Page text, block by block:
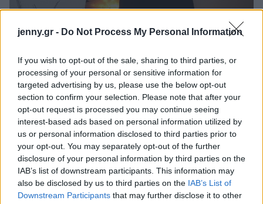
jenny.gr - Do Not Process My Personal Information
If you wish to opt-out of the sale, sharing to third parties, or
processing of your personal or sensitive information for
targeted advertising by us, please use the below opt-out
section to confirm your selection. Please note that after your
opt-out request is processed you may continue seeing
interest-based ads based on personal information utilized by
us or personal information disclosed to third parties prior to
your opt-out. You may separately opt-out of the further
disclosure of your personal information by third parties on the
IAB’s list of downstream participants. This information may
also be disclosed by us to third parties on the IAB’s List of
Downstream Participants that may further disclose it to other